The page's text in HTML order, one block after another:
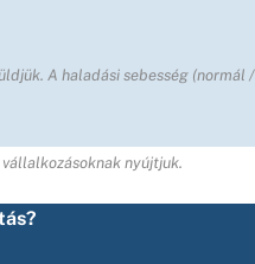
A haladási sebesség (normál /
nyújtjuk.